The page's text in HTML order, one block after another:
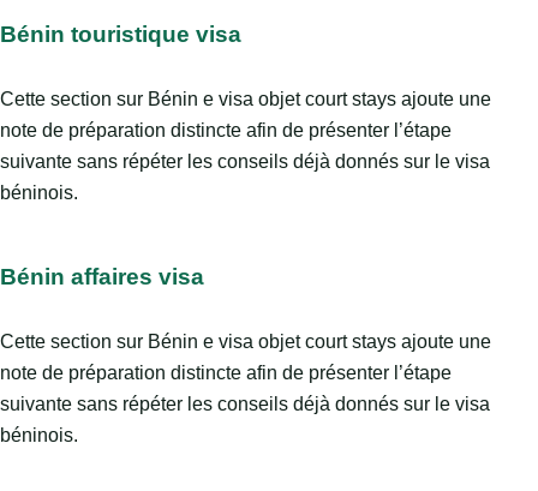
Bénin touristique visa
Cette section sur Bénin e visa objet court stays ajoute une
note de préparation distincte afin de présenter l’étape
suivante sans répéter les conseils déjà donnés sur le visa
béninois.
Bénin affaires visa
Cette section sur Bénin e visa objet court stays ajoute une
note de préparation distincte afin de présenter l’étape
suivante sans répéter les conseils déjà donnés sur le visa
béninois.